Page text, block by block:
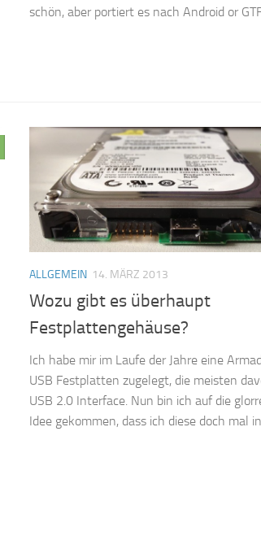
schön, aber portiert es nach Android or
ALLGEMEIN 14. MÄRZ 2013
Wozu gibt es überhaupt
Festplattengehäuse?
Ich habe mir im Laufe der Jahre eine
USB Festplatten zugelegt, die meisten
USB 2.0 Interface. Nun bin ich auf die
Idee gekommen, dass ich diese doch mal